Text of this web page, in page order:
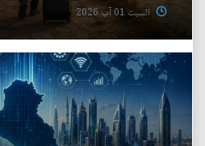
السبت 01 آب 2026